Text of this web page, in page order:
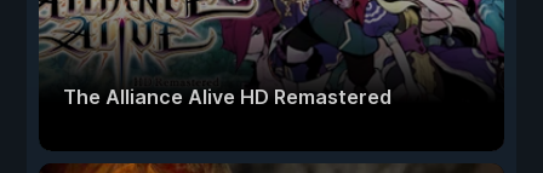
The Alliance Alive HD Remastered